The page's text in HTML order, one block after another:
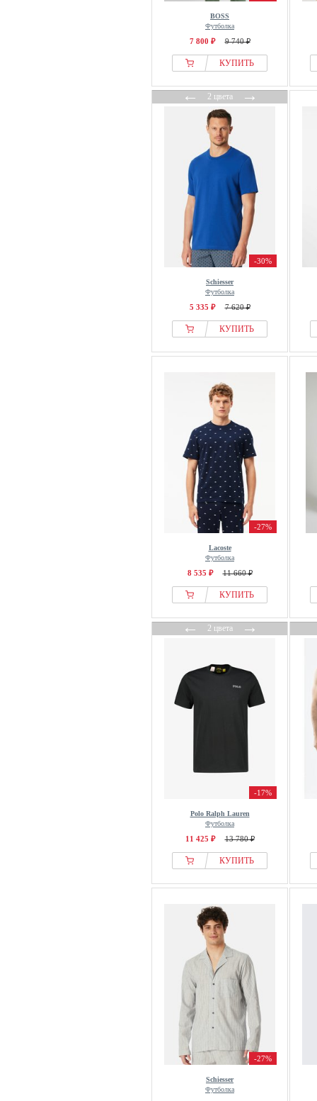
BOSS
Футболка
7 800 ₽ 9 740 ₽
КУПИТЬ
←2 цвета→
-30%
Schiesser
Футболка
5 335 ₽ 7 620 ₽
КУПИТЬ
-27%
Lacoste
Футболка
8 535 ₽ 11 660 ₽
КУПИТЬ
←2 цвета→
-17%
Polo Ralph Lauren
Футболка
11 425 ₽ 13 780 ₽
КУПИТЬ
-27%
Schiesser
Футболка